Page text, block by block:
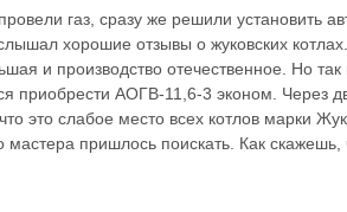
газ, сразу же решили установить
хорошие отзывы о жуковских
и производство отечественное. Но
приобрести АОГВ-11,6-3 эконом. Через
это слабое место всех котлов марки
мастера пришлось поискать. Как скажешь,